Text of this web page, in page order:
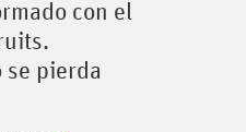
con el
se pierda